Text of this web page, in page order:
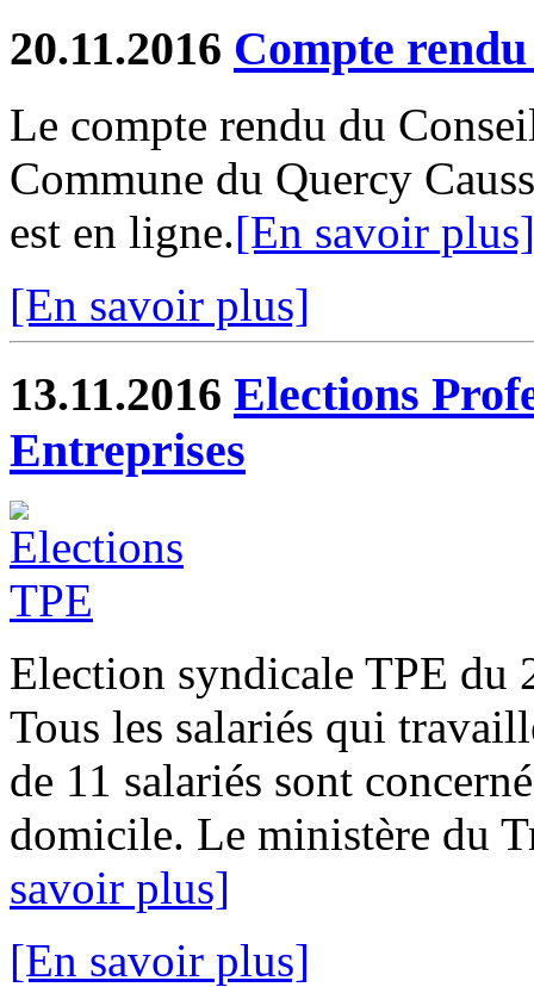
20.11.2016 Compte
Le compte rendu du
Commune du Quercy
est en ligne.[En savoir plus]
[En savoir plus]
13.11.2016 Elections
Entreprises
Election syndicale TPE du
Tous les salariés qui
de 11 salariés sont
domicile. Le ministère du
savoir plus]
[En savoir plus]